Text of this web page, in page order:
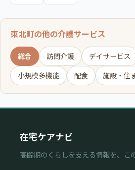
東北町の他の介護サービス
総合 訪問介護 デイサービス
小規模多機能
配食 施設・住
在宅ケアナビ
高齢期のくらしを支える情報を、こ